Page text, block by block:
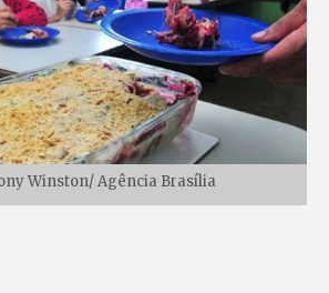
Winston/ Agência Brasília